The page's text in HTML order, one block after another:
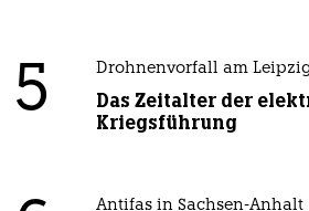
5 Drohnenvorfall am
Das Zeitalter der
Kriegsführung
Antifas in Sachsen-Anhalt